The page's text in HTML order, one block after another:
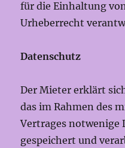
für die Einhaltung
Urheberrecht
Datenschutz
Der Mieter erklärt
das im Rahmen des
Vertrages notwenige
gespeichert und